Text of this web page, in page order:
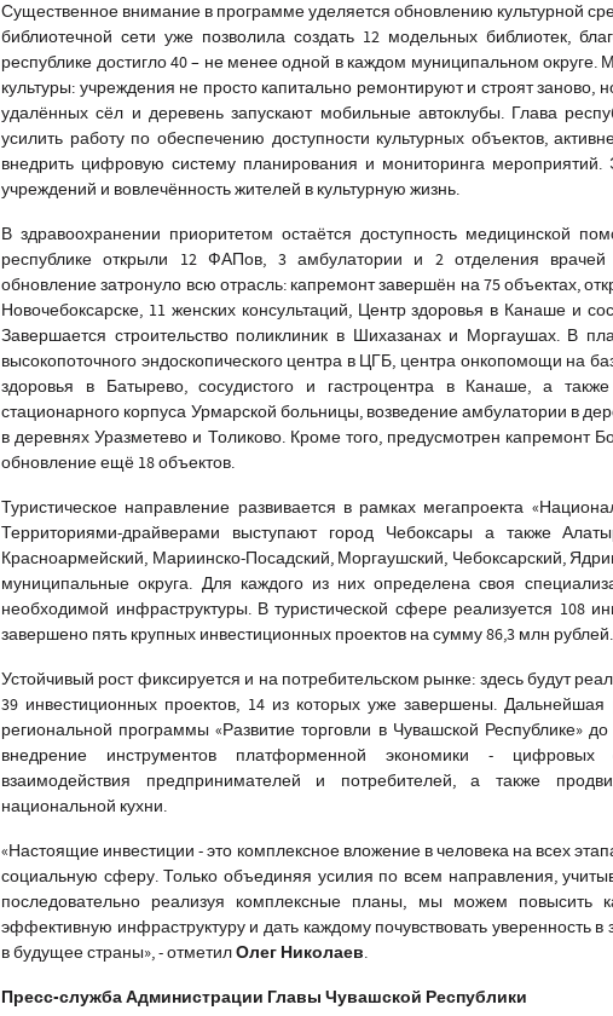
Существенное внимание в программе уделяется обновлению культурной
библиотечной сети уже позволила создать 12 модельных библиотек,
республике достигло 40 – не менее одной в каждом муниципальном округе.
культуры: учреждения не просто капитально ремонтируют и строят
удалённых сёл и деревень запускают мобильные автоклубы. Глава
усилить работу по обеспечению доступности культурных объектов,
внедрить цифровую систему планирования и мониторинга мероприятий.
учреждений и вовлечённость жителей в культурную жизнь.
В здравоохранении приоритетом остаётся доступность медицинской
республике открыли 12 ФАПов, 3 амбулатории и 2 отделения
обновление затронуло всю отрасль: капремонт завершён на 75 объектах,
Новочебоксарске, 11 женских консультаций, Центр здоровья в Канаше и
Завершается строительство поликлиник в Шихазанах и Моргаушах. В
высокопоточного эндоскопического центра в ЦГБ, центра онкопомощи на
здоровья в Батырево, сосудистого и гастроцентра в Канаше, а также
стационарного корпуса Урмарской больницы, возведение амбулатории в
в деревнях Уразметево и Толиково. Кроме того, предусмотрен капремонт
обновление ещё 18 объектов.
Туристическое направление развивается в рамках мегапроекта
Территориями-драйверами выступают город Чебоксары а также
Красноармейский, Мариинско-Посадский, Моргаушский, Чебоксарский,
муниципальные округа. Для каждого из них определена своя
необходимой инфраструктуры. В туристической сфере реализуется 108
завершено пять крупных инвестиционных проектов на сумму 86,3 млн рублей.
Устойчивый рост фиксируется и на потребительском рынке: здесь будут
39 инвестиционных проектов, 14 из которых уже завершены. Дальнейшая
региональной программы «Развитие торговли в Чувашской Республике»
внедрение инструментов платформенной экономики - цифровых
взаимодействия предпринимателей и потребителей, а также
национальной кухни.
«Настоящие инвестиции - это комплексное вложение в человека на всех
социальную сферу. Только объединяя усилия по всем направления,
последовательно реализуя комплексные планы, мы можем повысить
эффективную инфраструктуру и дать каждому почувствовать уверенность
в будущее страны»,- отметилОлег Николаев.
Пресс-служба Администрации Главы Чувашской Республики